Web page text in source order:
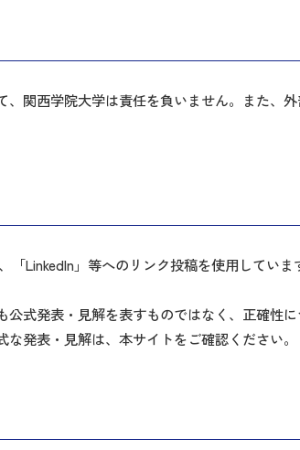
関西学院大学は責任を負いません。また、
LinkedIn」等へのリンク投稿を使用してい
式発表・見解を表すものではなく、正確性に
発表・見解は、本サイトをご確認ください。